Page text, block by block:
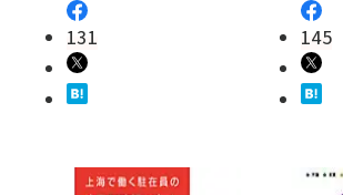
131 145